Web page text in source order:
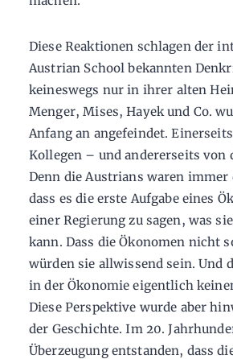
Diese Reaktionen schlagen der
Austrian School bekannten
keineswegs nur in ihrer alten
Menger, Mises, Hayek und Co.
Anfang an angefeindet.
Kollegen – und andererseits von
Denn die Austrians waren immer
dass es die erste Aufgabe eines
einer Regierung zu sagen, was
kann. Dass die Ökonomen nicht
würden sie allwissend sein. Und
in der Ökonomie eigentlich
Diese Perspektive wurde aber
der Geschichte. Im 20.
Überzeugung entstanden, dass